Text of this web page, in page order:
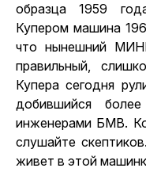
образца 1959
Купером машина
что нынешний
правильный,
Купера сегодня
добившийся
инженерами БМВ.
слушайте
живет в этой